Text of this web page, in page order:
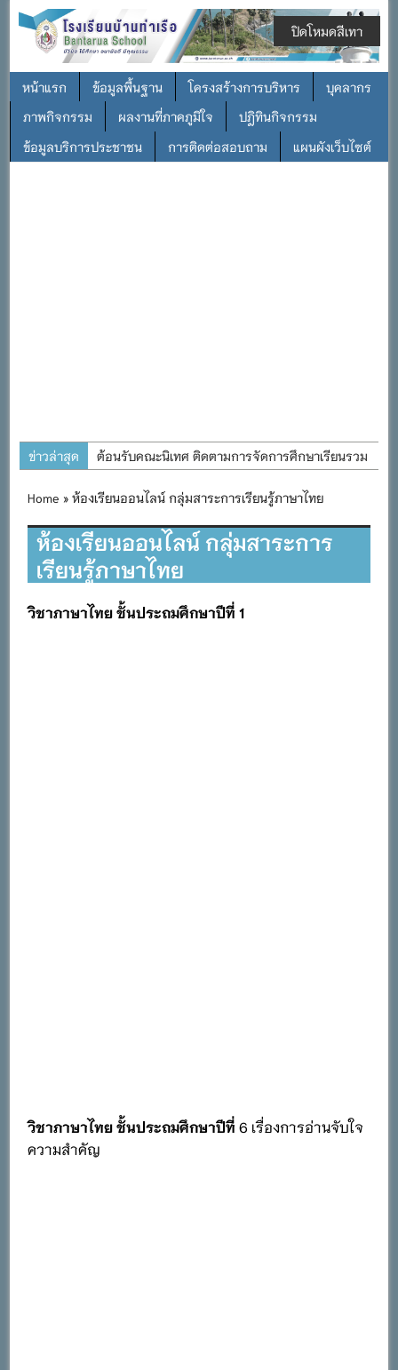
หน้าแรก ข้อมูลพื้นฐาน โครงสร้างการบริหาร
บุคลากร
ภาพกิจกรรม
ผลงานที่ภาคภูมิใจ
ปฎิทินกิจกรรม
ข้อมูลบริการประชาชน
การติดต่อสอบถาม แผนผังเว็บไซต์
ข่าวล่าสุด
ต้อนรับคณะนิเทศ ติดตามการจัดการศึกษาเรียนรวม
การอบรมการจัดทำแผนพัฒนาการจัดการศึกษาและ
แผนปฏิบัติการประจำปีของโรงเรียนในสังกัด
สำนักงานเขตพื้นที่การศึกษาประถมศึกษาภูเก็ต
พิธีถวายเครื่องราชสักการะ วางพานพุ่ม และจุด
เทียนถวายพระพรชัยมงคล เนื่องในโอกาสวันเฉลิม
Home » ห้องเรียนออนไลน์ กลุ่มสาระการเรียนรู้ภาษาไทย
ห้องเรียนออนไลน์ กลุ่มสาระการ
เรียนรู้ภาษาไทย
วิชาภาษาไทย ชั้นประถมศึกษาปีที่ 1
วิชาภาษาไทย ชั้นประถมศึกษาปีที่6 เรื่องการอ่านจับใจ
ความสำคัญ
ปิดโหมดสีเทา